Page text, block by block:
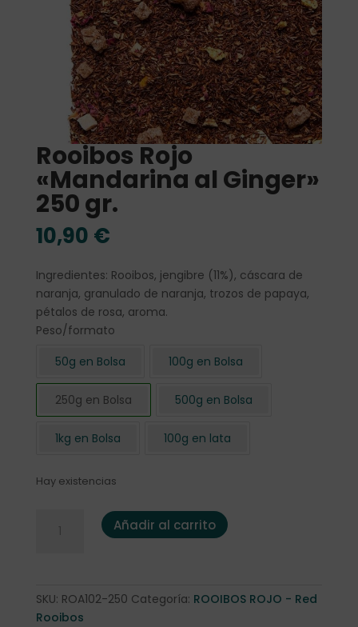
Rooibos Rojo
«Mandarina al Ginger»
250 gr.
10,90 €
Ingredientes: Rooibos, jengibre (11%), cáscara de
naranja, granulado de naranja, trozos de papaya,
pétalos de rosa, aroma.
Peso/formato
50g en Bolsa
100g en Bolsa
250g en Bolsa 500g en Bolsa
1kg en Bolsa 100g en lata
Hay existencias
Rooibos Rojo "Mandarina al Ginger" 250 gr. cantidad
Añadir al carrito
SKU: ROA102-250 Categoría: ROOIBOS ROJO - Red
Rooibos